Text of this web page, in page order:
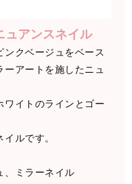
ュアンスネイル
クベージュをベース
アートを施したニュ
ワイトのラインとゴー
ルです。
、ミラーネイル